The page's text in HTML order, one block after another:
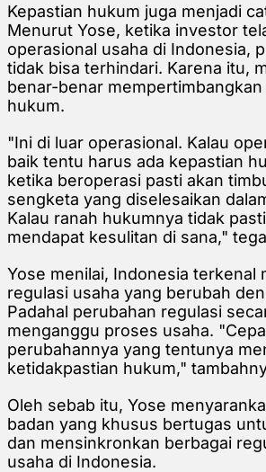
Kepastian hukum juga menjadi
Menurut Yose, ketika investor
operasional usaha di Indonesia,
tidak bisa terhindari. Karena itu,
benar-benar
hukum.
"Ini di luar operasional. Kalau
baik tentu harus ada kepastian
ketika beroperasi pasti akan
sengketa yang diselesaikan
Kalau ranah hukumnya tidak
mendapat kesulitan di sana,"
Yose menilai, Indonesia terkenal
regulasi usaha yang berubah
Padahal perubahan regulasi
menganggu proses usaha.
perubahannya yang tentunya
ketidakpastian hukum,"
Oleh sebab itu, Yose
badan yang khusus bertugas
dan mensinkronkan berbagai
usaha di Indonesia.